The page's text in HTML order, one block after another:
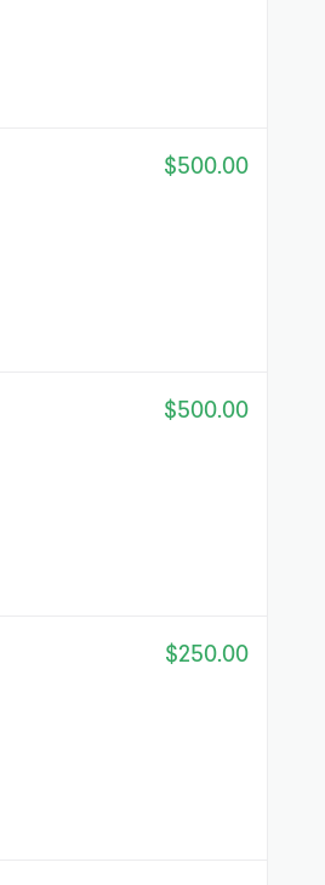
$500.00
$500.00
$250.00